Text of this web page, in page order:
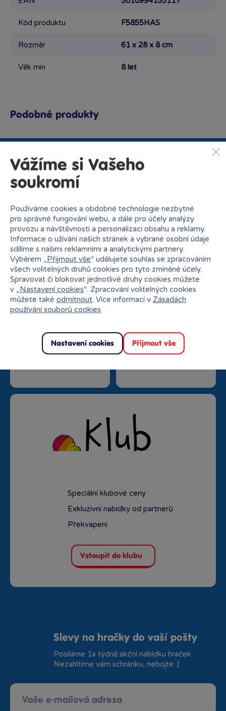
Kód produktu F5855HAS
Rozměr 61 x 28 x 8 cm
Věk min 8 let
Podobné produkty
Proč nakupovat v Bambuli?
Nejširší sortiment na
trhu
27 kamenných prodejen
Doprava zdarma od
Rezervace na prodejně
Speciální klubové ceny
Exkluzivní nabídky od partnerů
Překvapení
Vstoupit do klubu
Slevy na hračky do vaší pošty
Posíláme 1x týdně akční nabídku hraček.
Nezahltíme vám schránku, nebojte :)
Vážíme si Vašeho
soukromí
Používáme cookies a obdobné technologie nezbytné
pro správné fungování webu, a dále pro účely analýzy
provozu a návštěvnosti a personalizaci obsahu a reklamy.
Informace o užívání našich stránek a vybrané osobní údaje
sdílíme s našimi reklamními a analytickými partnery.
Výběrem „Přijmout vše“ udělujete souhlas se zpracováním
všech volitelných druhů cookies pro tyto zmíněné účely.
Spravovat či blokovat jednotlivé druhy cookies můžete
v „Nastavení cookies“. Zpracování volitelných cookies
můžete také odmítnout. Více informací v Zásadách
používání souborů cookies.
Nastavení cookies Přijmout vše